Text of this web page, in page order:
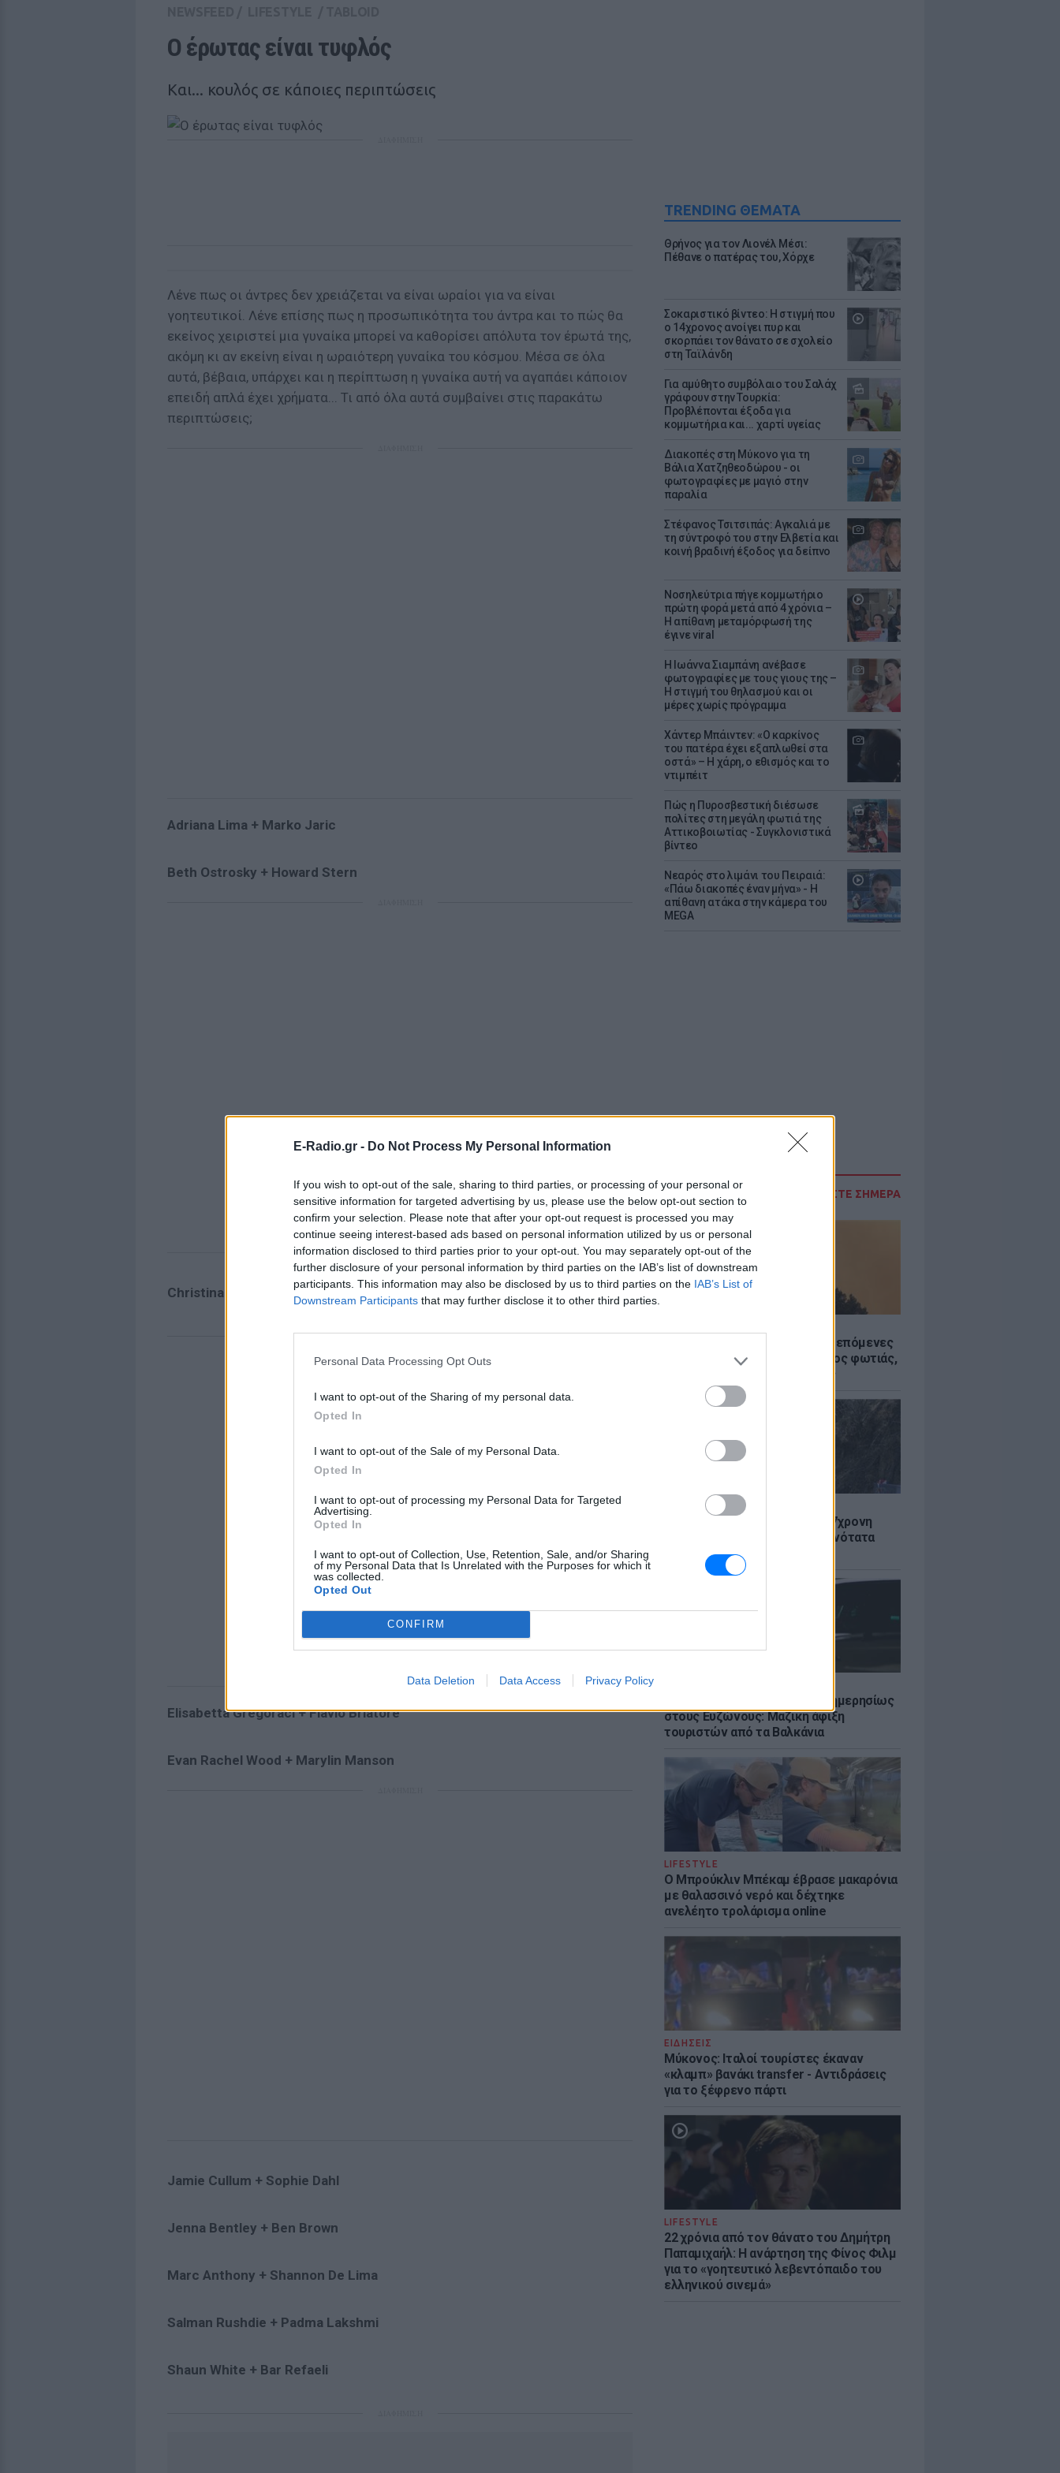
E-Radio.gr - Do Not Process My Personal Information
If you wish to opt-out of the sale, sharing to third parties, or processing of your personal or
sensitive information for targeted advertising by us, please use the below opt-out section to
confirm your selection. Please note that after your opt-out request is processed you may
continue seeing interest-based ads based on personal information utilized by us or personal
information disclosed to third parties prior to your opt-out. You may separately opt-out of the
further disclosure of your personal information by third parties on the IAB’s list of downstream
participants. This information may also be disclosed by us to third parties on the IAB’s List of
Downstream Participants that may further disclose it to other third parties.
Personal Data Processing Opt Outs
I want to opt-out of the Sharing of my personal data.
Opted In
I want to opt-out of the Sale of my Personal Data.
Opted In
I want to opt-out of processing my Personal Data for Targeted
Advertising.
Opted In
I want to opt-out of Collection, Use, Retention, Sale, and/or Sharing
of my Personal Data that Is Unrelated with the Purposes for which it
was collected.
Opted Out
CONFIRM
Data Deletion Data Access Privacy Policy
TRENDING ΘΕΜΑΤΑ
Θρήνος για τον Λιονέλ Μέσι:
Πέθανε ο πατέρας του, Χόρχε
Σοκαριστικό βίντεο: Η στιγμή που
ο 14χρονος ανοίγει πυρ και
σκορπάει τον θάνατο σε σχολείο
στη Ταϊλάνδη
Για αμύθητο συμβόλαιο του Σαλάχ
γράφουν στην Τουρκία:
Προβλέπονται έξοδα για
κομμωτήρια και... χαρτί υγείας
Διακοπές στη Μύκονο για τη
Βάλια Χατζηθεοδώρου - οι
φωτογραφίες με μαγιό στην
παραλία
Στέφανος Τσιτσιπάς: Αγκαλιά με
τη σύντροφό του στην Ελβετία και
κοινή βραδινή έξοδος για δείπνο
Νοσηλεύτρια πήγε κομμωτήριο
πρώτη φορά μετά από 4 χρόνια –
Η απίθανη μεταμόρφωσή της
έγινε viral
H Ιωάννα Σιαμπάνη ανέβασε
φωτογραφίες με τους γιους της –
Η στιγμή του θηλασμού και οι
μέρες χωρίς πρόγραμμα
Χάντερ Μπάιντεν: «Ο καρκίνος
του πατέρα έχει εξαπλωθεί στα
οστά» – Η χάρη, ο εθισμός και το
ντιμπέιτ
Πώς η Πυροσβεστική διέσωσε
πολίτες στη μεγάλη φωτιά της
Αττικοβοιωτίας - Συγκλονιστικά
βίντεο
Νεαρός στο λιμάνι του Πειραιά:
«Πάω διακοπές έναν μήνα» - Η
απίθανη ατάκα στην κάμερα του
MEGA
ΔΙΑΒΑΣΤΕ ΣΗΜΕΡΑ
Καιρός «hot – dry – windy» τις επόμενες
48 ώρες: Αυξημένος ο κίνδυνος φωτιάς,
συναγερμός σε 6 περιφέρειες
ΕΙΔΗΣΕΙΣ
Θρίλερ στον Λυκαβηττό: Σε 57χρονη
γυναίκα ανήκει η σορός - Πιθανότατα
έπεσε από ύψος
Πάνω από 45.000 διελεύσεις ημερησίως
στους Ευζώνους: Μαζική άφιξη
τουριστών από τα Βαλκάνια
LIFESTYLE
Ο Μπρούκλιν Μπέκαμ έβρασε μακαρόνια
με θαλασσινό νερό και δέχτηκε
ανελέητο τρολάρισμα online
ΕΙΔΗΣΕΙΣ
Μύκονος: Ιταλοί τουρίστες έκαναν
«κλαμπ» βανάκι transfer - Αντιδράσεις
για το ξέφρενο πάρτι
LIFESTYLE
22 χρόνια από τον θάνατο του Δημήτρη
Παπαμιχαήλ: Η ανάρτηση της Φίνος Φιλμ
για το «γοητευτικό λεβεντόπαιδο του
ελληνικού σινεμά»
Ο έρωτας είναι τυφλός
Και... κουλός σε κάποιες περιπτώσεις
Λένε πως οι άντρες δεν χρειάζεται να είναι ωραίοι για να είναι
γοητευτικοί. Λένε επίσης πως η προσωπικότητα του άντρα και το πώς θα
εκείνος χειριστεί μια γυναίκα μπορεί να καθορίσει απόλυτα τον έpωτά της,
ακόμη κι αν εκείνη είναι η ωραιότερη γυναίκα του κόσμου. Μέσα σε όλα
αυτά, βέβαια, υπάρχει και η περίπτωση η γυναίκα αυτή να αγαπάει κάποιον
επειδή απλά έχει χρήματα... Τι από όλα αυτά συμβαίνει στις παρακάτω
περιπτώσεις;
Adriana Lima + Marko Jaric
Beth Ostrosky + Howard Stern
Christina Hendricks + Geoffrey Arend
ΔΙΑΦΗΜΙΣΗ
Elisabetta Gregoraci + Flavio Briatore
Evan Rachel Wood + Marylin Manson
Jamie Cullum + Sophie Dahl
Jenna Bentley + Ben Brown
Marc Anthony + Shannon De Lima
Salman Rushdie + Padma Lakshmi
Shaun White + Bar Refaeli